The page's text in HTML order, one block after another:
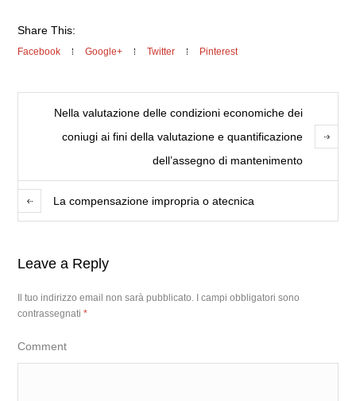
Share This:
Facebook Google+ Twitter Pinterest
Nella valutazione delle condizioni economiche dei
coniugi ai fini della valutazione e quantificazione
dell’assegno di mantenimento
La compensazione impropria o atecnica
Leave a Reply
Il tuo indirizzo email non sarà pubblicato.
I campi obbligatori sono
contrassegnati*
Comment